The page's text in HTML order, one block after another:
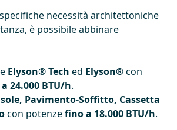
necessità architettoniche
è possibile abbinare
Elyson® Tech ed Elyson®con
24.000 BTU/h.
Pavimento-Soffitto, Cassetta
con potenzefino a 18.000 BTU/h.